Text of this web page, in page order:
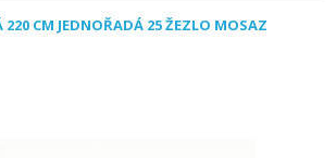
220 CM JEDNOŘADÁ 25 ŽEZLO MOSAZ